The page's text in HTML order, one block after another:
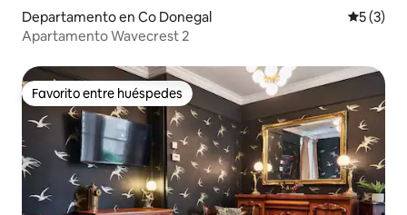
Departamento en Co Donegal
5 (3)
Apartamento Wavecrest 2
Favorito entre huéspedes
Favorito entre huéspedes